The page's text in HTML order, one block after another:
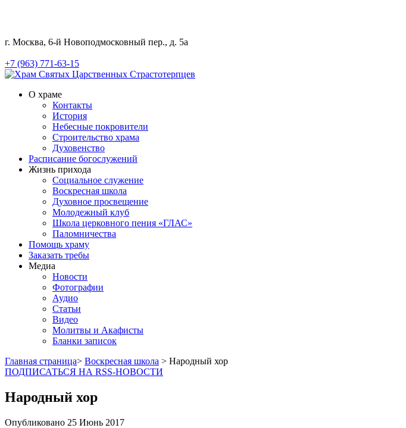
г. Москва, 6-й Новоподмосковный пер., д. 5а
+7 (963) 771-63-15
О храме
Контакты
История
Небесные покровители
Строительство храма
Духовенство
Расписание богослужений
Жизнь прихода
Социальное служение
Воскресная школа
Духовное просвещение
Молодежный клуб
Школа церковного пения «ГЛАС»
Паломничества
Помощь храму
Заказать требы
Медиа
Новости
Фотографии
Аудио
Статьи
Видео
Молитвы и Акафисты
Бланки записок
Главная страница> Воскресная школа > Народный хор
ПОДПИСАТЬСЯ НА RSS-НОВОСТИ
Народный хор
Опубликовано 25 Июнь 2017